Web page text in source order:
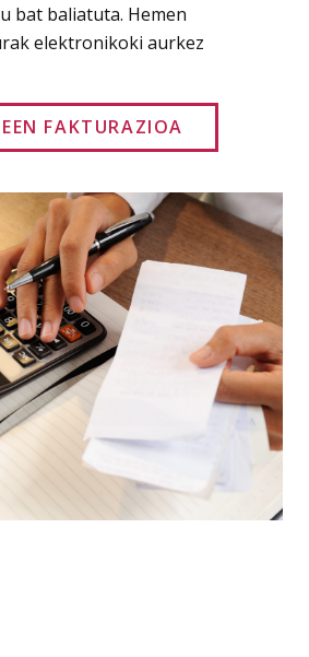
bat baliatuta. Hemen
elektronikoki aurkez
FAKTURAZIOA